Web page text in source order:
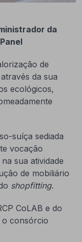
da
de
da sua
ecológicos,
suíça sediada
vocação
sua atividade
de mobiliário
shopfitting.
CoLAB e do
o consórcio